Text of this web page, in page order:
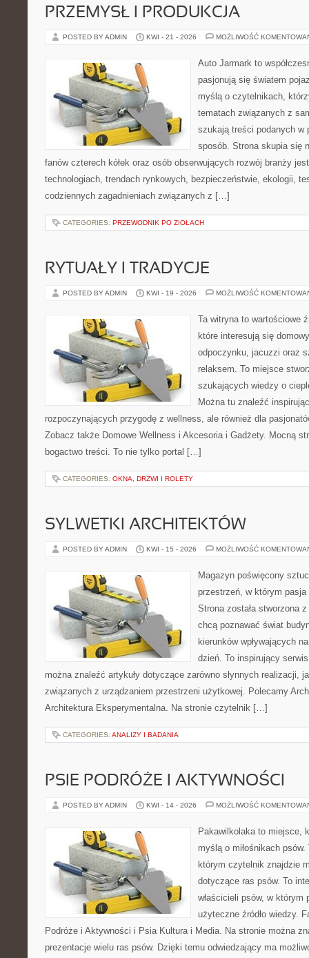
PRZEMYSŁ I PRODUKCJA
POSTED BY ADMIN KWI - 21 - 2026 MOŻLIWOŚĆ
Auto Jarmark to
pasjonują się światem
myślą o czytelnikach,
tematach związanych z
szukają treści podanych w
sposób. Strona skupia się
fanów czterech kółek oraz osób obserwujących rozwój branży
technologiach, trendach rynkowych, bezpieczeństwie, ekologii,
codziennych zagadnieniach związanych z […]
CATEGORIES: PRZEWODNIK PO ZIOŁACH
RYTUAŁY I TRADYCJE
POSTED BY ADMIN KWI - 19 - 2026 MOŻLIWOŚĆ
Ta witryna to wartościowe
które interesują się
odpoczynku, jacuzzi oraz
relaksem. To miejsce
szukających wiedzy o
Można tu znaleźć
rozpoczynających przygodę z wellness, ale również dla
Zobacz także Domowe Wellness i Akcesoria i Gadżety. Mocną
bogactwo treści. To nie tylko portal […]
CATEGORIES: OKNA, DRZWI I ROLETY
SYLWETKI ARCHITEKTÓW
POSTED BY ADMIN KWI - 15 - 2026 MOŻLIWOŚĆ
Magazyn poświęcony
przestrzeń, w którym
Strona została stworzona
chcą poznawać świat
kierunków wpływających
dzień. To inspirujący
można znaleźć artykuły dotyczące zarówno słynnych realizacji,
związanych z urządzaniem przestrzeni użytkowej. Polecamy
Architektura Eksperymentalna. Na stronie czytelnik […]
CATEGORIES: ANALIZY I BADANIA
PSIE PODRÓŻE I AKTYWNOŚCI
POSTED BY ADMIN KWI - 14 - 2026 MOŻLIWOŚĆ
Pakawilkolaka to miejsce,
myślą o miłośnikach
którym czytelnik znajdzie
dotyczące ras psów. To
właścicieli psów, w którym
użyteczne źródło wiedzy.
Podróże i Aktywności i Psia Kultura i Media. Na stronie można
prezentacje wielu ras psów. Dzięki temu odwiedzający ma